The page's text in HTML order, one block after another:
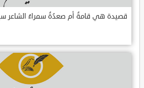
قصيدة هي قامةُ أم صعدُةُ سمراءُ الشاعر